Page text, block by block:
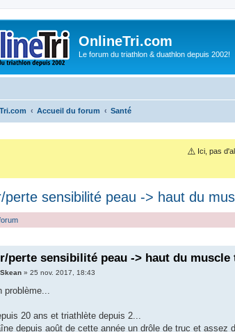
OnlineTri.com
Le forum du triathlon & duathlon depuis 2002!
Accueil du forum Santé
⚠️ Ici, pas
perte sensibilité peau -> haut du
perte sensibilité peau -> haut du muscle
» 25 nov. 2017, 18:43
problème...
20 ans et triathlète depuis 2...
depuis août de cette année un drôle de truc et assez